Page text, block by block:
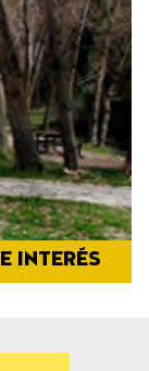
INTERÉS